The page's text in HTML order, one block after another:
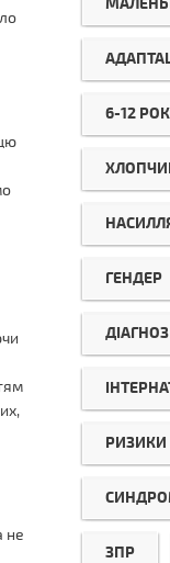
не
6-12
ГЕНДЕР
ДІАГНОЗ
РИЗИКИ
ЗПР